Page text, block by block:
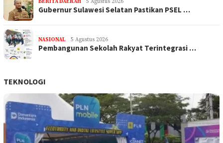
BERITA DAERAH 5 Agustus 2026
Gubernur Sulawesi Selatan Pastikan PSEL …
NASIONAL 5 Agustus 2026
Pembangunan Sekolah Rakyat Terintegrasi …
TEKNOLOGI